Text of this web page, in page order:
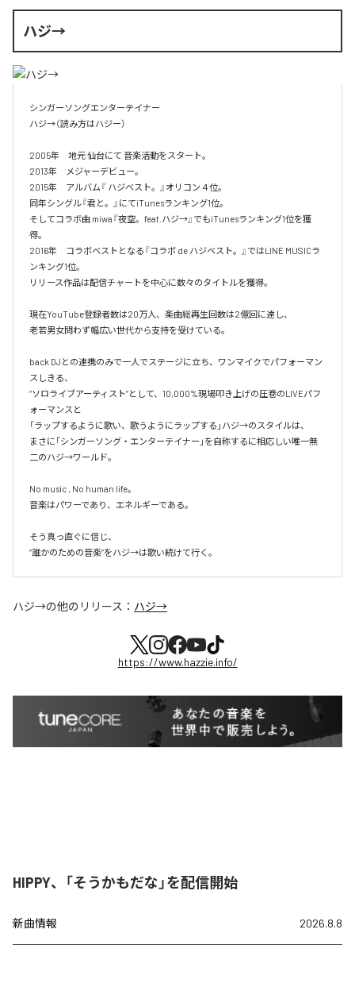
ハジ→
シンガーソングエンターテイナー
ハジ→（読み方はハジー）
2005年　地元 仙台にて 音楽活動をスタート。
2013年　メジャーデビュー。
2015年　アルバム『 ハジベスト。』オリコン４位。
同年シングル『君と。』にてiTunesランキング1位。
そしてコラボ曲 miwa『夜空。feat.ハジ→』でもiTunesランキング1位を獲
得。
2016年　コラボベストとなる『コラボ de ハジベスト。』ではLINE MUSICラ
ンキング1位。
リリース作品は配信チャートを中心に数々のタイトルを獲得。
現在YouTube登録者数は20万人、楽曲総再生回数は2億回に達し、
老若男女問わず幅広い世代から支持を受けている。
back DJとの連携のみで一人でステージに立ち、ワンマイクでパフォーマン
スしきる、
“ソロライブアーティスト”として、10,000%現場叩き上げの圧巻のLIVEパフ
ォーマンスと
「ラップするように歌い、歌うようにラップする」ハジ→のスタイルは、
まさに「シンガーソング・エンターテイナー」を自称するに相応しい唯一無
二のハジ→ワールド。
No music , No human life。
音楽はパワーであり、エネルギーである。
そう真っ直ぐに信じ、
ハジ→の他のリリース： ハジ→
https://www.hazzie.info/
HIPPY、「そうかもだな」を配信開始
新曲情報 2026.8.8